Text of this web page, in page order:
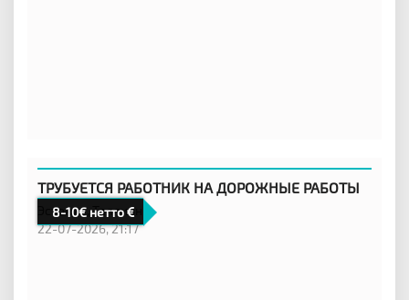
8-10€ нетто
ТРУБУЕТСЯ РАБОТНИК НА ДОРОЖНЫЕ РАБОТЫ
Эстония,Таллинн
22-07-2026, 21:17